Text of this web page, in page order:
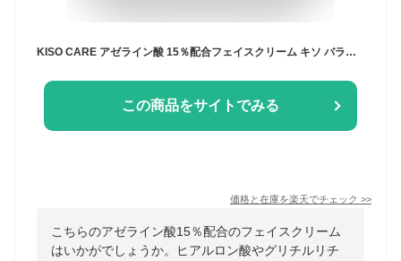
KISO CARE アゼライン酸 15％配合フェイスクリーム キソ バランシングクリームAZ 20g ヒアルロン酸 スクワラン ツボクサ CICA グリチルリチン酸2k 毛穴ケア 送料無料
この商品をサイトでみる
価格と在庫を楽天でチェック >>
こちらのアゼライン酸15％配合のフェイスクリーム
はいかがでしょうか。ヒアルロン酸やグリチルリチ